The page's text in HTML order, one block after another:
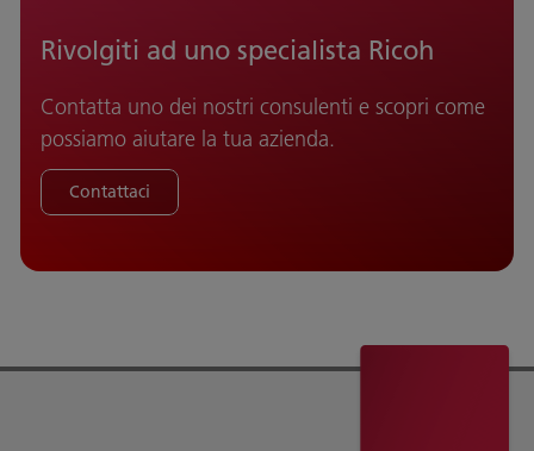
Rivolgiti ad uno specialista Ricoh
Contatta uno dei nostri consulenti e scopri come
possiamo aiutare la tua azienda.
Contattaci